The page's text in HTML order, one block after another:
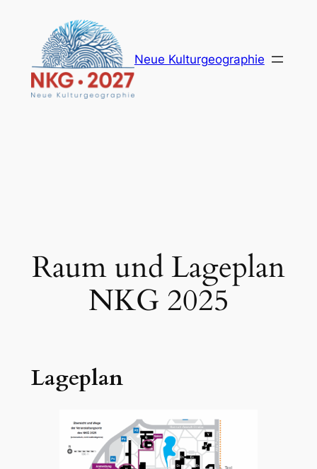
springen
Neue Kulturgeographie
Raum und Lageplan
NKG 2025
Lageplan